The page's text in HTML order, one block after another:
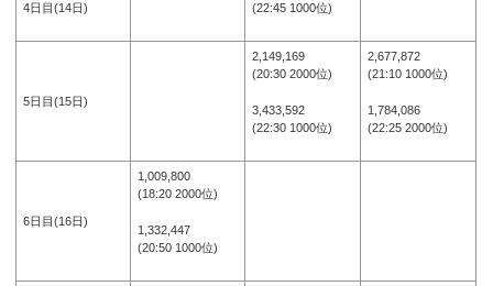
4日目(14日)
(22:45 1000位)
5日目(15日)
2,149,169
(20:30 2000位)
3,433,592
(22:30 1000位)
2,677,872
(21:10 1000位)
1,784,086
(22:25 2000位)
6日目(16日)
1,009,800
(18:20 2000位)
1,332,447
(20:50 1000位)